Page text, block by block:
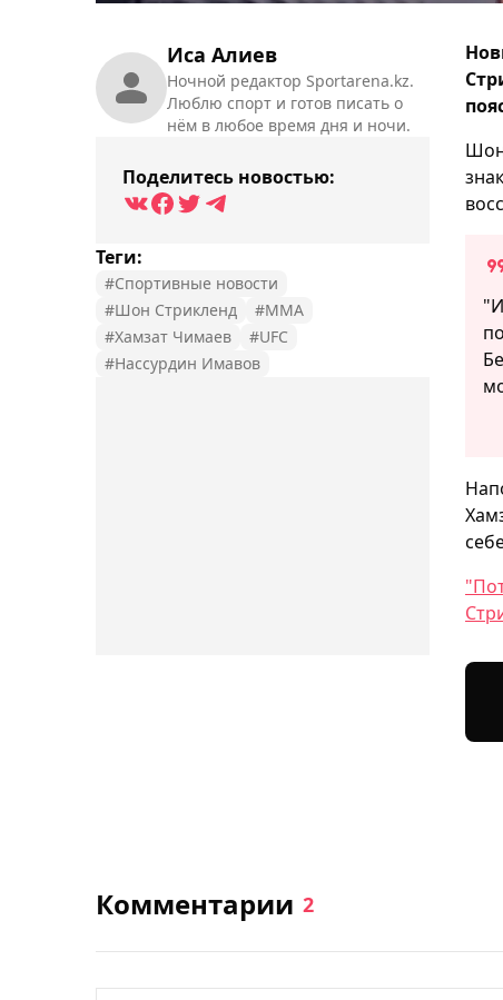
Иса Алиев
Ночной редактор Sportarena.kz.
Люблю спорт и готов писать о
нём в любое время дня и ночи.
Поделитесь новостью:
Теги:
#Спортивные новости
#Шон Стрикленд
#MMA
#Хамзат Чимаев
#UFC
#Нассурдин Имавов
Шон
Комментарии 2